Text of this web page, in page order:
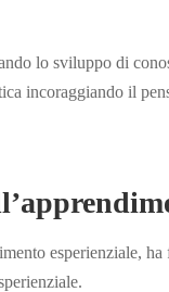
lo sviluppo di
incoraggiando il
esperienziale,